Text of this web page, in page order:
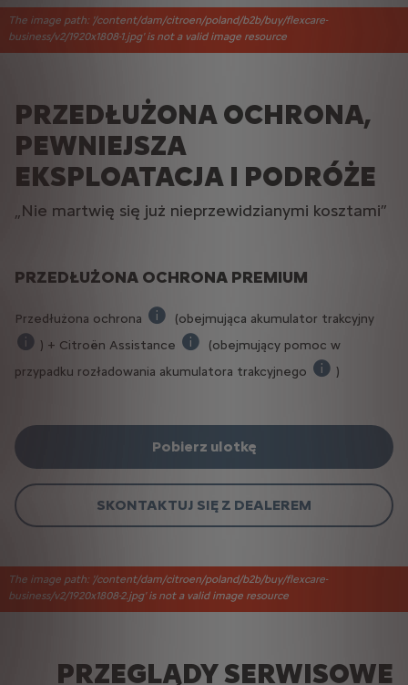
The image path: '/content/dam/citroen/poland/b2b/buy/flexcare-
business/v2/1920x1808-1.jpg' is not a valid image resource
PRZEDŁUŻONA OCHRONA,
PEWNIEJSZA
EKSPLOATACJA I PODRÓŻE
„Nie martwię się już nieprzewidzianymi kosztami”
PRZEDŁUŻONA OCHRONA PREMIUM
Przedłużona ochrona
Dodaktowa ochrona dla samochodu po
(obejmująca akumulator trakcyjny
Gwarancja na 8 lat lub 160 km przebiegu z zachowaniem 70%
) + Citroën Assistance
W przypadku awarii mechanicznej,
(obejmujący pomoc w
przypadku rozładowania akumulatora trakcyjnego
)
Pobierz ulotkę
SKONTAKTUJ SIĘ Z DEALEREM
The image path: '/content/dam/citroen/poland/b2b/buy/flexcare-
business/v2/1920x1808-2.jpg' is not a valid image resource
PRZEGLĄDY SERWISOWE